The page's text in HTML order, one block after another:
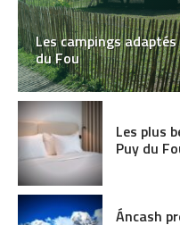
Les campings
du Fou
Les plus
Puy du
Áncash